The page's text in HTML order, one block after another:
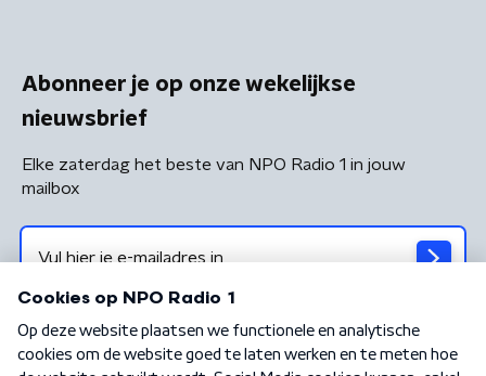
Abonneer je op onze wekelijkse
nieuwsbrief
Elke zaterdag het beste van NPO Radio 1 in jouw
mailbox